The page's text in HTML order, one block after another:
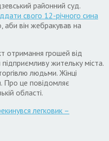
районний суд.
свого 12-річного сина
аби він жебракував на
отримання грошей від
жительку міста.
людьми. Жінці
Про це повідомляє
області.
легковик –